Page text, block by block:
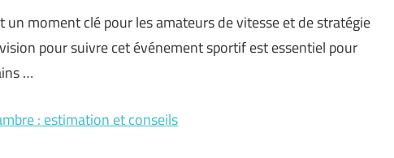
moment clé pour les amateurs de vitesse et de stratégie
pour suivre cet événement sportif est essentiel pour
…
: estimation et conseils